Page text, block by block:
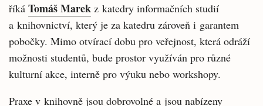
říká Tomáš Marek z katedry informačních studií
a knihovnictví, který je za katedru zároveň i garantem
pobočky. Mimo otvírací dobu pro veřejnost, která odráží
možnosti studentů, bude prostor využíván pro různé
kulturní akce, interně pro výuku nebo workshopy.
Praxe v knihovně jsou dobrovolné a jsou nabízeny